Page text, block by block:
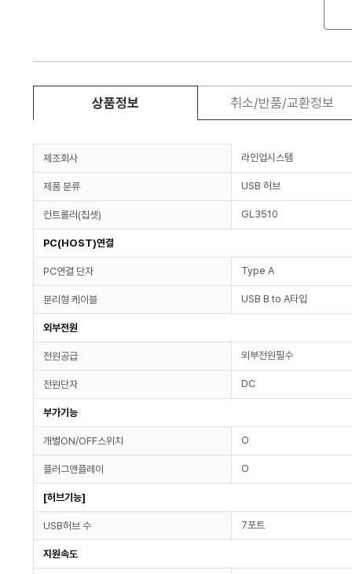
상품정보 취소/반품/교환정보
제조회사 라인업시스템
제품 분류 USB 허브
컨트롤러(칩셋) GL3510
PC(HOST)연결
PC연결 단자 Type A
분리형 케이블 USB B to A타입
외부전원
전원공급 외부전원필수
전원단자 DC
부가기능
개별ON/OFF스위치 O
플러그앤플레이 O
[허브기능]
USB허브 수 7포트
지원속도